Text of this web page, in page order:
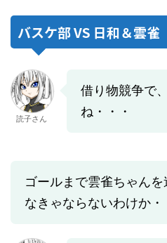
バスケ部 VS 日和＆雲雀
読子さん
借り物競争で
ね・・・
ゴールまで雲雀ちゃん
なきゃならないわけか・